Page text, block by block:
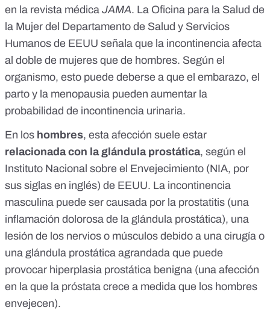
en la revista médica JAMA. La Oficina para la Salud de
la Mujer del Departamento de Salud y Servicios
Humanos de EEUU señala que la incontinencia afecta
al doble de mujeres que de hombres. Según el
organismo, esto puede deberse a que el embarazo, el
parto y la menopausia pueden aumentar la
probabilidad de incontinencia urinaria.
En los hombres, esta afección suele estar
relacionada con la glándula prostática, según el
Instituto Nacional sobre el Envejecimiento (NIA, por
sus siglas en inglés) de EEUU. La incontinencia
masculina puede ser causada por la prostatitis (una
inflamación dolorosa de la glándula prostática), una
lesión de los nervios o músculos debido a una cirugía o
una glándula prostática agrandada que puede
provocar hiperplasia prostática benigna (una afección
en la que la próstata crece a medida que los hombres
envejecen).